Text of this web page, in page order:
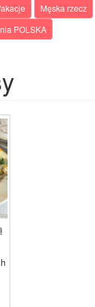
Męska rzecz
POLSKA